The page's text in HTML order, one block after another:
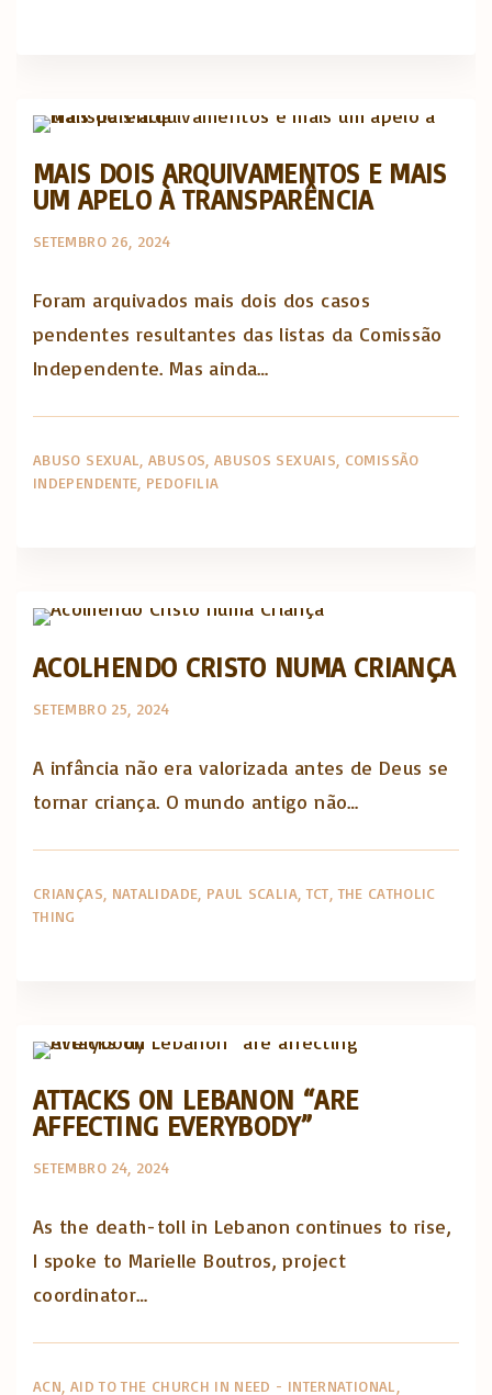
MAIS DOIS ARQUIVAMENTOS E MAIS
UM APELO À TRANSPARÊNCIA
SETEMBRO 26, 2024
Foram arquivados mais dois dos casos
pendentes resultantes das listas da Comissão
Independente. Mas ainda…
ABUSO SEXUAL ABUSOS ABUSOS SEXUAIS COMISSÃO
INDEPENDENTE PEDOFILIA
ACOLHENDO CRISTO NUMA CRIANÇA
SETEMBRO 25, 2024
A infância não era valorizada antes de Deus se
tornar criança. O mundo antigo não…
CRIANÇAS NATALIDADE PAUL SCALIA TCT THE CATHOLIC
THING
ATTACKS ON LEBANON “ARE
AFFECTING EVERYBODY”
SETEMBRO 24, 2024
As the death-toll in Lebanon continues to rise,
I spoke to Marielle Boutros, project
coordinator…
ACN AID TO THE CHURCH IN NEED - INTERNATIONAL